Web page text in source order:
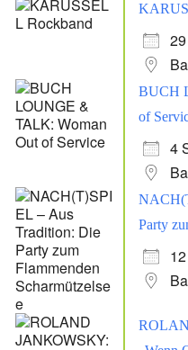
BUCH
of
4
Party